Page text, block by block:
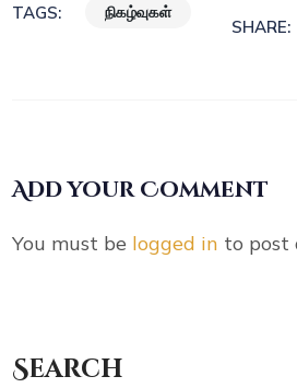
TAGS: நிகழ்வுகள்
SHARE:
Add your Comment
You must be logged in to post
Search